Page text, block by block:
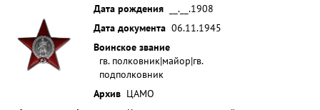
Дата рождения
__.__.1908
Дата документа 06.11.1945
Воинское звание
гв. полковник|майор|гв.
подполковник
Архив ЦАМО